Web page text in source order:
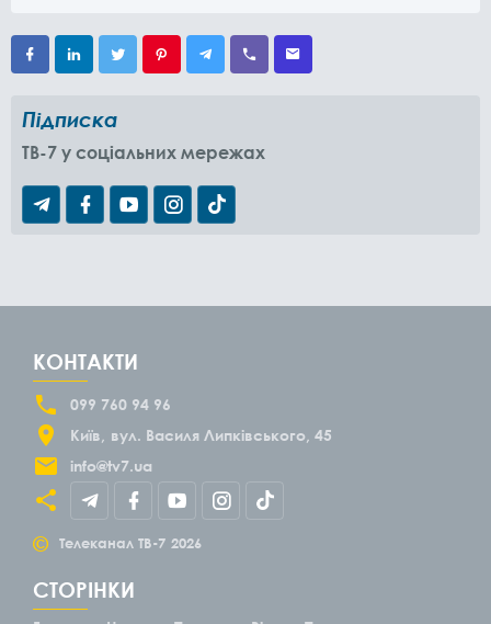
Підписка
TB-7 у соціальних мережах
КОНТАКТИ
099 760 94 96
Київ
вул. Василя Липківського, 45
info@tv7.ua
© Телеканал ТВ-7 2026
СТОРІНКИ